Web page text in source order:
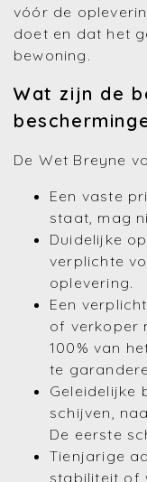
vóór de
doet en dat het
bewoning.
Wat zijn de
De Wet Breyne
Een vaste
staat, mag
Duidelijke
verplichte
oplevering.
Een
of verkoper
100% van
te
Geleidelijke
schijven,
De eerste
Tienjarige
stabiliteit of